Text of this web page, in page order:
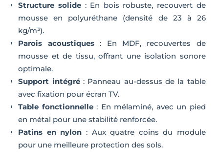
Structure solide : En bois robuste, recouvert de
mousse en polyuréthane (densité de 23 à 26
kg/m³).
Parois acoustiques: En MDF, recouvertes de
mousse et de tissu, offrant une isolation sonore
optimale.
Support intégré: Panneau au-dessus de la table
avec fixation pour écran TV.
Table fonctionnelle: En mélaminé, avec un pied
en métal pour une stabilité renforcée.
Patins en nylon : Aux quatre coins du module
pour une meilleure protection des sols.